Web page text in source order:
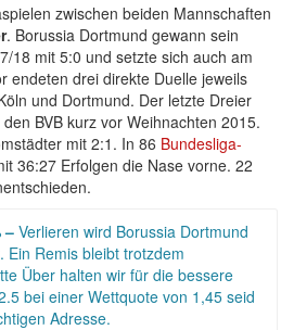
zwischen beiden Mannschaften
. Borussia Dortmund gewann sein
18 mit 5:0 und setzte sich auch am
endeten drei direkte Duelle jeweils
und Dortmund. Der letzte Dreier
BVB kurz vor Weihnachten 2015.
mit 2:1. In 86 Bundesliga-
36:27 Erfolgen die Nase vorne. 22
– Verlieren wird Borussia Dortmund
Ein Remis bleibt trotzdem
Über halten wir für die bessere
bei einer Wettquote von 1,45 seid
Adresse.